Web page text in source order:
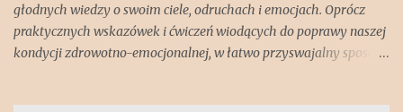
głodnych wiedzy o swoim ciele, odruchach i emocjach. Oprócz
praktycznych wskazówek i ćwiczeń wiodących do poprawy naszej
kondycji zdrowotno-emocjonalnej, w łatwo przyswajalny sposób